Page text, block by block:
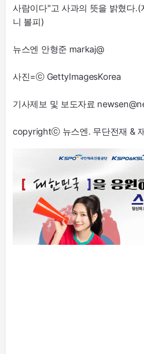
사람이다"고 사과의 뜻을 밝혔다.(
니 볼피)
뉴스엔 안형준 markaj@
사진=ⓒ GettyImagesKorea
기사제보 및 보도자료
copyrightⓒ 뉴스엔. 무단전재 &